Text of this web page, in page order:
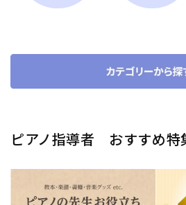
ピアノ指導者 おすすめ特